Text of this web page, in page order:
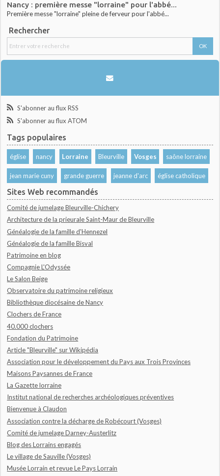
Nancy : première messe "lorraine" pour l'abbé...
Première messe "lorraine" pleine de ferveur pour l'abbé...
Rechercher
S'abonner au flux RSS
S'abonner au flux ATOM
Tags populaires
église nancy Lorraine Bleurville Vosges saône lorraine
jean marie cuny grande guerre jeanne d'arc église catholique
Sites Web recommandés
Comité de jumelage Bleurville-Chichery
Architecture de la prieurale Saint-Maur de Bleurville
Généalogie de la famille d'Hennezel
Généalogie de la famille Bisval
Patrimoine en blog
Compagnie L'Odyssée
Le Salon Beige
Observatoire du patrimoine religieux
Bibliothèque diocésaine de Nancy
Clochers de France
40.000 clochers
Fondation du Patrimoine
Article "Bleurville" sur Wikipédia
Association pour le développement du Pays aux Trois Provinces
Maisons Paysannes de France
La Gazette lorraine
Institut national de recherches archéologiques préventives
Bienvenue à Claudon
Association contre la décharge de Robécourt (Vosges)
Comité de jumelage Darney-Austerlitz
Blog des Lorrains engagés
Le village de Sauville (Vosges)
Musée Lorrain et revue Le Pays Lorrain